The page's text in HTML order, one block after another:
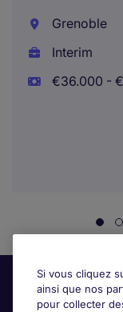
Grenoble
Interim
€36.000 -
Si vous cliquez
ainsi que nos
pour collecter